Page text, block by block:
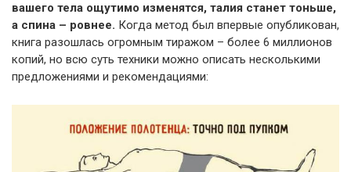
вашего тела ощутимо изменятся, талия станет тоньше,
а спина – ровнее. Когда метод был впервые опубликован,
книга разошлась огромным тиражом – более 6 миллионов
копий, но всю суть техники можно описать несколькими
предложениями и рекомендациями: